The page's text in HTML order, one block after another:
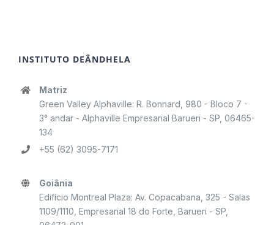
INSTITUTO DEÂNDHELA
Matriz
Green Valley Alphaville: R. Bonnard, 980 - Bloco 7 -
3° andar - Alphaville Empresarial Barueri - SP, 06465-
134
+55 (62) 3095-7171
Goiânia
Edifício Montreal Plaza: Av. Copacabana, 325 - Salas
1109/1110, Empresarial 18 do Forte, Barueri - SP,